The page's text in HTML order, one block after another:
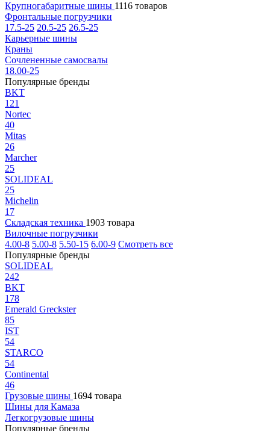
Крупногабаритные шины 1116 товаров
Фронтальные погрузчики
17.5-25 20.5-25 26.5-25
Карьерные шины
Краны
Сочлененные самосвалы
18.00-25
Популярные бренды
BKT
121
Nortec
40
Mitas
26
Marcher
25
SOLIDEAL
25
Michelin
17
Складская техника 1903 товара
Вилочные погрузчики
4.00-8 5.00-8 5.50-15 6.00-9 Смотреть все
Популярные бренды
SOLIDEAL
242
BKT
178
Emerald Greckster
85
IST
54
STARCO
54
Continental
46
Грузовые шины 1694 товара
Шины для Камаза
Легкогрузовые шины
Популярные бренды